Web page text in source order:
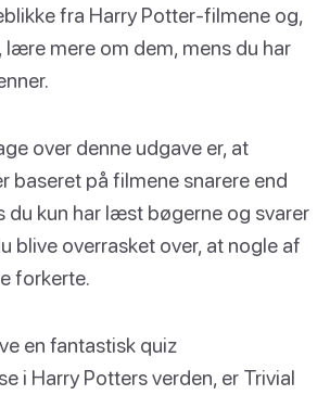
fra Harry Potter-filmene og,
lære mere om dem, mens du har
over denne udgave er, at
baseret på filmene snarere end
du kun har læst bøgerne og svarer
blive overrasket over, at nogle af
forkerte.
en fantastisk quiz
i Harry Potters verden, er Trivial